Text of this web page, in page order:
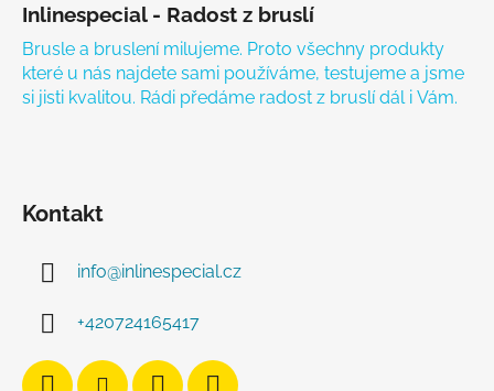
Inlinespecial - Radost z bruslí
Brusle a bruslení milujeme. Proto všechny produkty
které u nás najdete sami používáme, testujeme a jsme
si jisti kvalitou. Rádi předáme radost z bruslí dál i Vám.
Kontakt
info@inlinespecial.cz
+420724165417